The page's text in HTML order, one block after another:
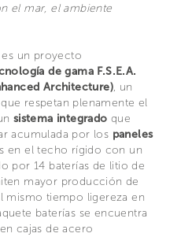
el mar, el ambiente
un proyecto
de gama F.S.E.A.
Architecture), un
respetan plenamente el
sistema integrado que
acumulada por los paneles
en el techo rígido con un
por 14 baterías de litio de
mayor producción de
mismo tiempo ligereza en
baterías se encuentra
cajas de acero